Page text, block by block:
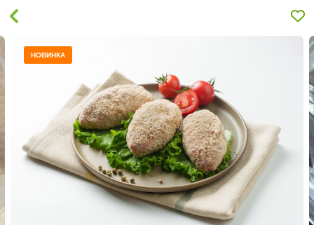
НОВИНКА